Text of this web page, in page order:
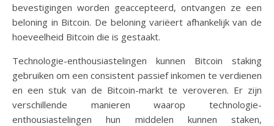
bevestigingen worden geaccepteerd, ontvangen ze een
beloning in Bitcoin. De beloning variëert afhankelijk van de
hoeveelheid Bitcoin die is gestaakt.
Technologie-enthousiastelingen kunnen Bitcoin staking
gebruiken om een consistent passief inkomen te verdienen
en een stuk van de Bitcoin-markt te veroveren. Er zijn
verschillende manieren waarop technologie-
enthousiastelingen hun middelen kunnen staken,